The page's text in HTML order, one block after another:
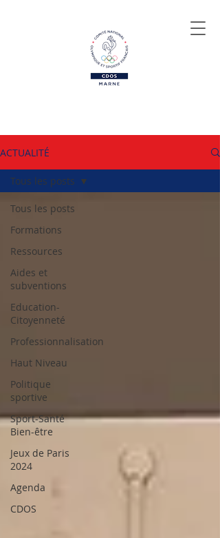
ACTUALITÉ
Tous les posts
Formations
Ressources
Aides et
subventions
Education-
Citoyenneté
Professionnalisation
Haut Niveau
Politique
sportive
Sport-Santé
Bien-être
Jeux de Paris
2024
Agenda
CDOS
Tous les posts